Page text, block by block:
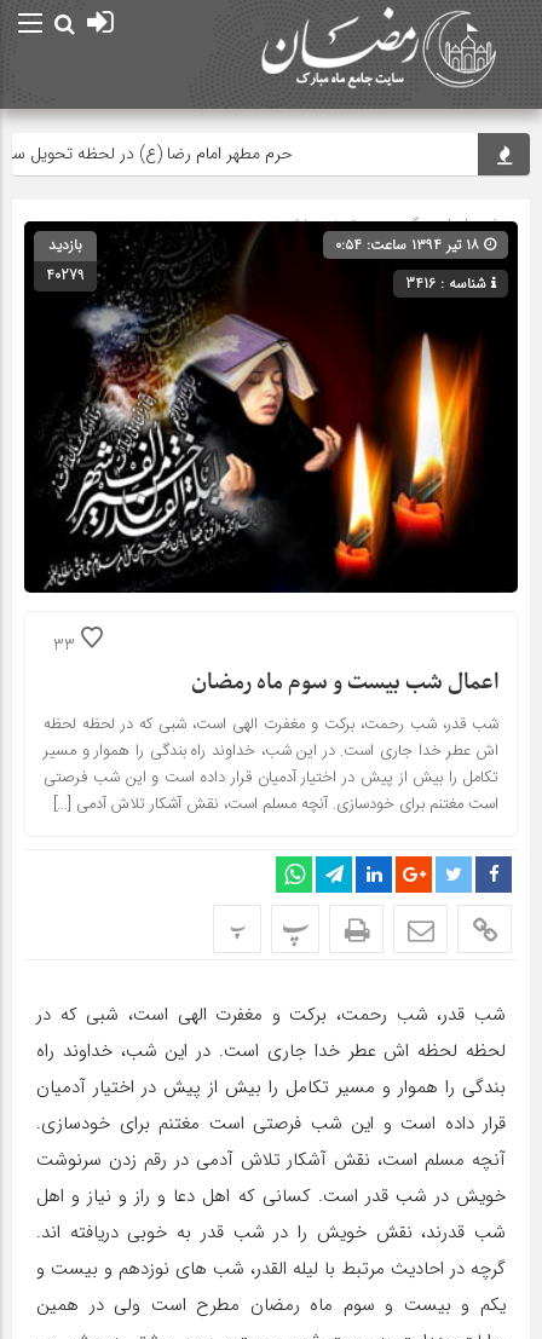
حرم مطهر امام رضا (ع) در لحظه تحویل سال
صفحه اصلی» گروه » دسته‌بندی نشده
شناسه : 3416
بازدید
40279
33
اعمال شب بیست و سوم ماه رمضان
شب قدر، شب رحمت، برکت و مغفرت الهی است، شبی که در لحظه لحظه
اش عطر خدا جاری است. در این شب، خداوند راه بندگی را هموار و مسیر
تکامل را بیش از پیش در اختیار آدمیان قرار داده است و این شب فرصتی
است مغتنم برای خودسازی. آنچه مسلم است، نقش آشکار تلاش آدمی […]
پ پ
شب قدر، شب رحمت، برکت و مغفرت الهی است، شبی که در
لحظه لحظه اش عطر خدا جاری است. در این شب، خداوند راه
بندگی را هموار و مسیر تکامل را بیش از پیش در اختیار آدمیان
قرار داده است و این شب فرصتی است مغتنم برای خودسازی.
آنچه مسلم است، نقش آشکار تلاش آدمی در رقم زدن سرنوشت
خویش در شب قدر است. کسانی که اهل دعا و راز و نیاز و اهل
شب قدرند، نقش خویش را در شب قدر به خوبی دریافته اند.
گرچه در احادیث مرتبط با لیله القدر، شب های نوزدهم و بیست و
یکم و بیست و سوم ماه رمضان مطرح است ولی در همین